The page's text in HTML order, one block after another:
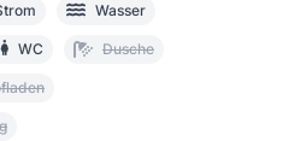
Wasser
WC Dusche